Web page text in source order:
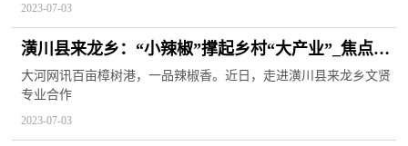
2023-07-03
潢川县来龙乡：“小辣椒”撑起乡村“大产业”_焦点消
息
大河网讯百亩樟树港，一品辣椒香。近日，走进潢川县来龙乡文贤
专业合作
2023-07-03